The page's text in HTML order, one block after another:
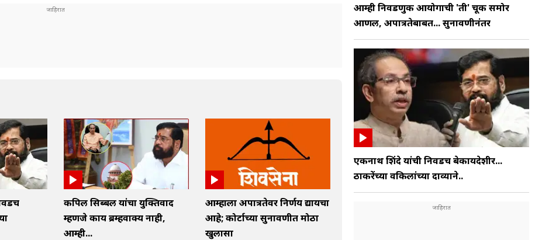
कपिल सिब्बल यांचा युक्तिवाद
म्हणजे काय ब्रम्हवाक्य नाही,
आम्ही...
आम्हाला अपात्रतेवर निर्णय द्यायचा
आहे; कोर्टाच्या सुनावणीत मोठा
खुलासा
आम्ही निवडणुक आयोगाची 'ती' चूक समोर
आणली, अपात्रतेबाबत... सुनावणीनंतर
एकनाथ शिंदे यांची निवडच बेकायदेशीर...
ठाकरेंच्या वकिलांच्या दाव्याने..